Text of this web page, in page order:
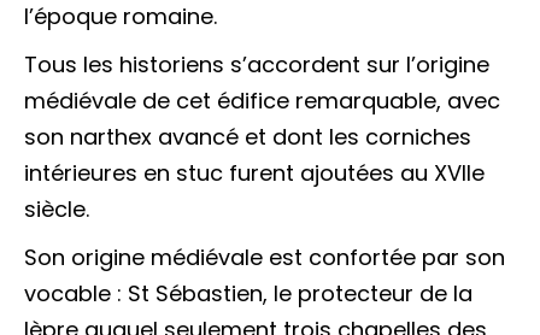
l’époque romaine.
Tous les historiens s’accordent sur l’origine
médiévale de cet édifice remarquable, avec
son narthex avancé et dont les corniches
intérieures en stuc furent ajoutées au XVIIe
siècle.
Son origine médiévale est confortée par son
vocable : St Sébastien, le protecteur de la